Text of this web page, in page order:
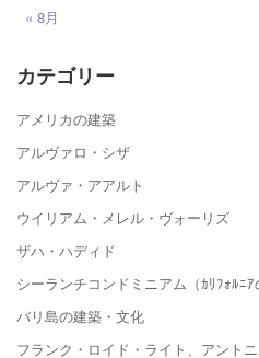
« 8月
カテゴリー
アメリカの建築
アルヴァロ・シザ
アルヴァ・アアルト
ウイリアム・メレル・ヴォーリズ
ザハ・ハディド
シーランチコンドミニアム（ｶﾘﾌｫﾙﾆｱ
バリ島の建築・文化
フランク・ロイド・ライト、アント